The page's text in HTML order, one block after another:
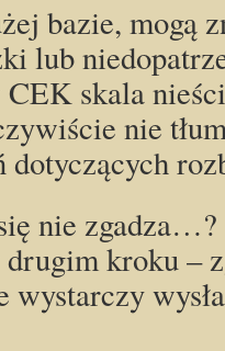
bazie, mogą
lub
skala
nie
dotyczących
nie
kroku –
wystarczy